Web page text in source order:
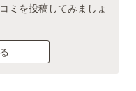
ミを投稿してみましょ